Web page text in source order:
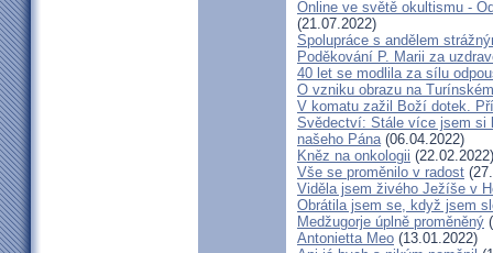
Online ve světě okultismu -
(21.07.2022)
Spolupráce s andělem
Poděkování P. Marii za
40 let se modlila za sílu
O vzniku obrazu na
V komatu zažil Boží dotek.
Svědectví: Stále více jsem si
našeho Pána(06.04.2022)
Kněz na onkologii (22.02.2022)
Vše se proměnilo v radost
Viděla jsem živého Ježíše v
Obrátila jsem se, když jsem
Medžugorje úplně proměněný
Antonietta Meo (13.01.2022)